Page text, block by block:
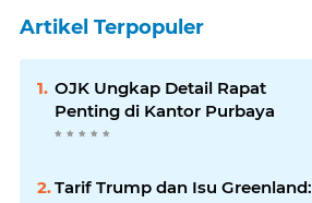
Artikel Terpopuler
OJK Ungkap Detail Rapat
Penting di Kantor Purbaya
Tarif Trump dan Isu Greenland: